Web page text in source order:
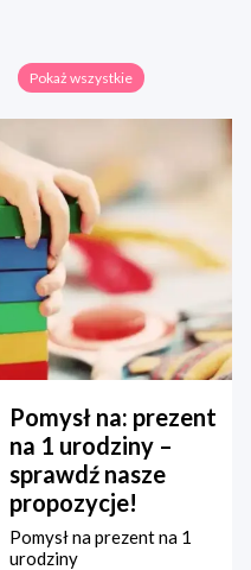
Pokaż wszystkie
Pomysł na: prezent
na 1 urodziny –
sprawdź nasze
propozycje!
Pomysł na prezent na 1
urodziny